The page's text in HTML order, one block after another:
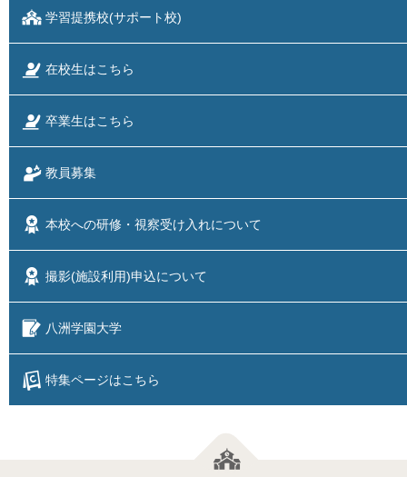
学習提携校(サポート校)
在校生はこちら
卒業生はこちら
教員募集
本校への研修・視察受け入れについて
撮影(施設利用)申込について
八洲学園大学
特集ページはこちら